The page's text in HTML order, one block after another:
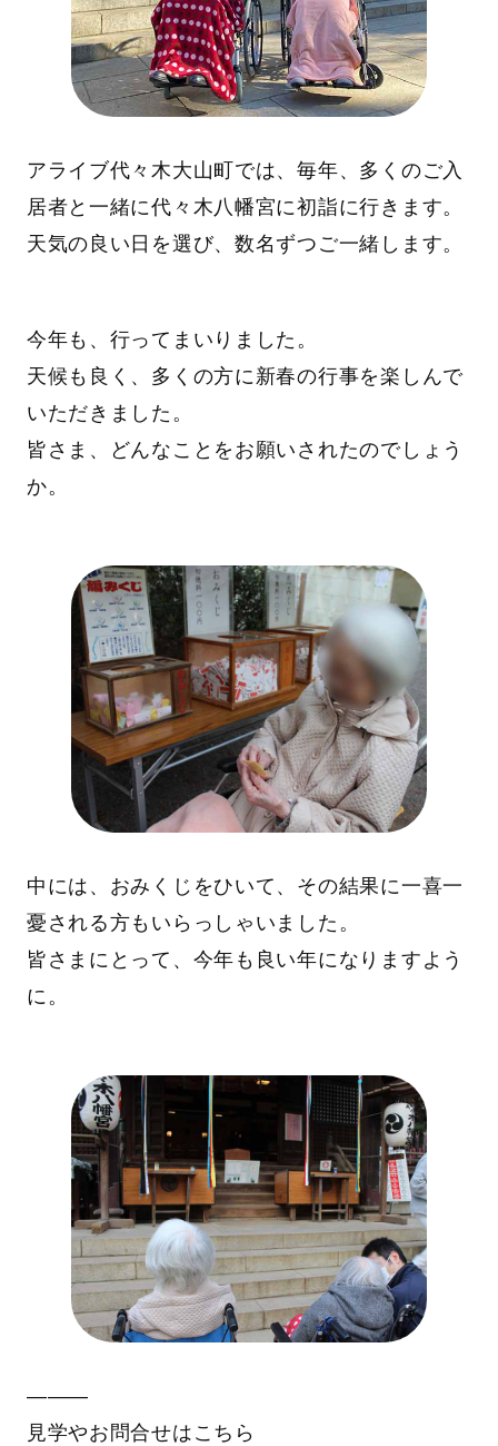
アライブ代々木大山町では、毎年、多くのご入
居者と一緒に代々木八幡宮に初詣に行きます。
天気の良い日を選び、数名ずつご一緒します。
今年も、行ってまいりました。
天候も良く、多くの方に新春の行事を楽しんで
いただきました。
皆さま、どんなことをお願いされたのでしょう
か。
中には、おみくじをひいて、その結果に一喜一
憂される方もいらっしゃいました。
皆さまにとって、今年も良い年になりますよう
に。
―――
見学やお問合せはこちら